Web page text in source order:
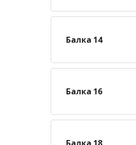
Балка 14
Балка 16
Балка 18